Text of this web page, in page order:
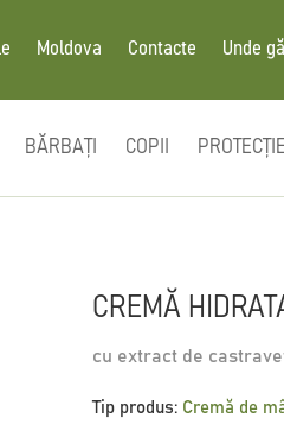
Moldova Contacte Unde
BĂRBAȚI COPII
CREMĂ
cu extract de
Tip produs: Cremă de